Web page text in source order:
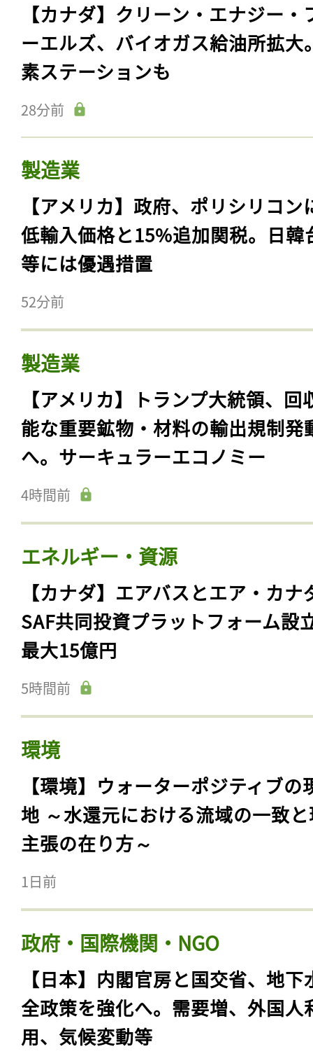
【カナダ】クリーン・エナジー・
ーエルズ、バイオガス給油所拡大
素ステーションも
28分前
製造業
【アメリカ】政府、ポリシリコン
低輸入価格と15%追加関税。日韓
等には優遇措置
52分前
製造業
【アメリカ】トランプ大統領、回
能な重要鉱物・材料の輸出規制発
へ。サーキュラーエコノミー
4時間前
エネルギー・資源
【カナダ】エアバスとエア・カナ
SAF共同投資プラットフォーム設
最大15億円
5時間前
環境
【環境】ウォーターポジティブの
地 ～水還元における流域の一致
主張の在り方～
1日前
政府・国際機関・NGO
【日本】内閣官房と国交省、地下
全政策を強化へ。需要増、外国人
用、気候変動等